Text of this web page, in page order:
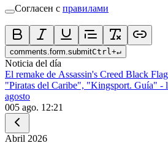
Согласен с правилами
comments.form.submitCtrl +↵
Noticia del día
El remake de Assassin's Creed Black
"Piratas del Caribe", "Kingsport. Guía" -
agosto
005 ago. 12:21
Abril 2026